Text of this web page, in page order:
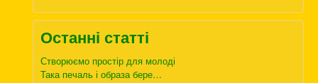
Останні статті
Створюємо простір для молоді
Така печаль і образа бере…